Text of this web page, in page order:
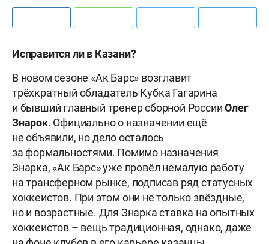
Исправится ли в Казани?
В новом сезоне «Ак Барс» возглавит
трёхкратный обладатель Кубка Гагарина
и бывший главный тренер сборной РоссииОлег
Знарок. Официально о назначении ещё
не объявили, но дело осталось
за формальностями. Помимо назначения
Знарка, «Ак Барс» уже провёл немалую работу
на трансферном рынке, подписав ряд статусных
хоккеистов. При этом они не только звёздные,
но и возрастные. Для Знарка ставка на опытных
хоккеистов – вещь традиционная, однако, даже